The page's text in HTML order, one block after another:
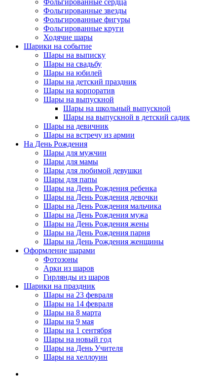
Фольгированные сердца
Фольгированные звезды
Фольгированные фигуры
Фольгированные круги
Ходячие шары
Шарики на событие
Шары на выписку
Шары на свадьбу
Шары на юбилей
Шары на детский праздник
Шары на корпоратив
Шары на выпускной
Шары на школьный выпускной
Шары на выпускной в детский садик
Шары на девичник
Шары на встречу из армии
На День Рождения
Шары для мужчин
Шары для мамы
Шары для любимой девушки
Шары для папы
Шары на День Рождения ребенка
Шары на День Рождения девочки
Шары на День Рождения мальчика
Шары на День Рождения мужа
Шары на День Рождения жены
Шары на День Рождения парня
Шары на День Рождения женщины
Оформление шарами
Фотозоны
Арки из шаров
Гирлянды из шаров
Шарики на праздник
Шары на 23 февраля
Шары на 14 февраля
Шары на 8 марта
Шары на 9 мая
Шары на 1 сентября
Шары на новый год
Шары на День Учителя
Шары на хеллоуин